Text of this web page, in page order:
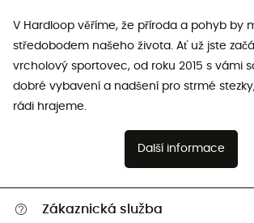
V Hardloop věříme, že příroda a pohyb by
středobodem našeho života. Ať už jste
vrcholový sportovec, od roku 2015 s vámi
dobré vybavení a nadšení pro strmé
rádi hrajeme.
Další informace
Zákaznická služba